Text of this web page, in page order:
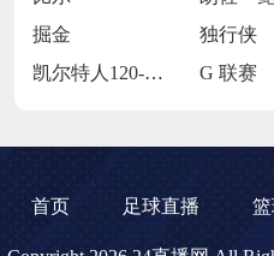
掘金
独行侠
凯尔特人120-119险胜鹈鹕
G 联赛
首页 足球直播